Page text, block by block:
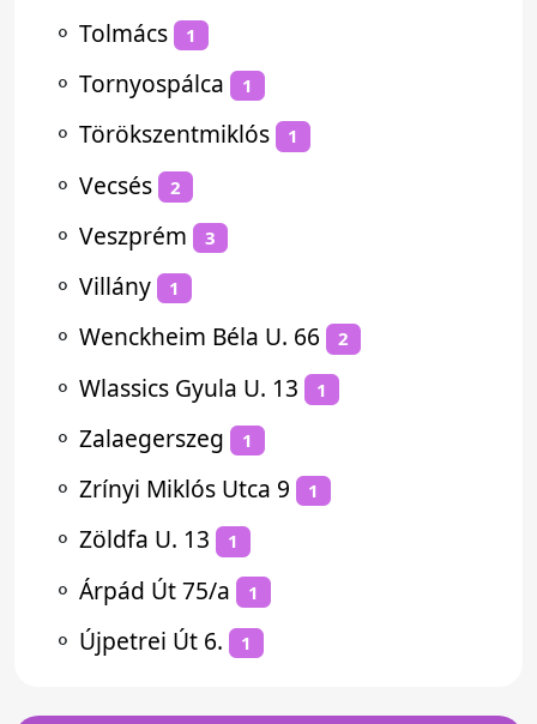
⚬ Tolmács 1
⚬ Tornyospálca 1
⚬ Törökszentmiklós 1
⚬ Vecsés 2
⚬ Veszprém 3
⚬ Villány 1
⚬ Wenckheim Béla U. 66 2
⚬ Wlassics Gyula U. 13 1
⚬ Zalaegerszeg 1
⚬ Zrínyi Miklós Utca 9 1
⚬ Zöldfa U. 13 1
⚬ Árpád Út 75/a 1
⚬ Újpetrei Út 6. 1